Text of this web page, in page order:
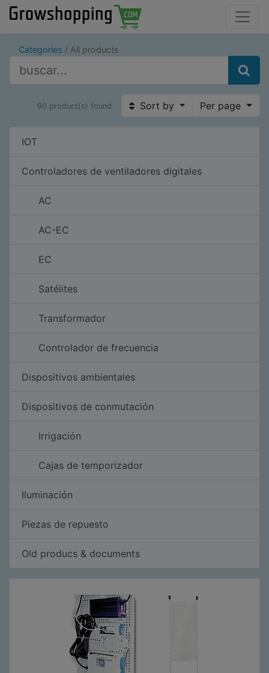
Categories All products
90 product(s) found Sort by Per page
IOT
Controladores de ventiladores digitales
AC
AC-EC
EC
Satélites
Transformador
Controlador de frecuencia
Dispositivos ambientales
Dispositivos de conmutación
Irrigación
Cajas de temporizador
Iluminación
Piezas de repuesto
Old producs & documents